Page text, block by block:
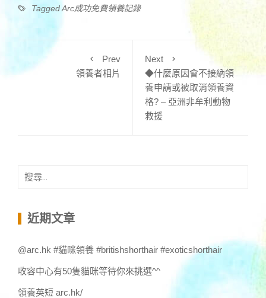
TaggedArc成功免費領養記錄
Prev
領養者相片
Next
◆什麼原因會不接納領
養申請或被取消領養資
格? – 亞洲非牟利動物
救援
搜
鍵 近期文章
@arc.hk #貓咪領養 #britishshorthair #exoticshorthair
收容中心有50隻貓咪等待你來挑選^^
領養英短 arc.hk/